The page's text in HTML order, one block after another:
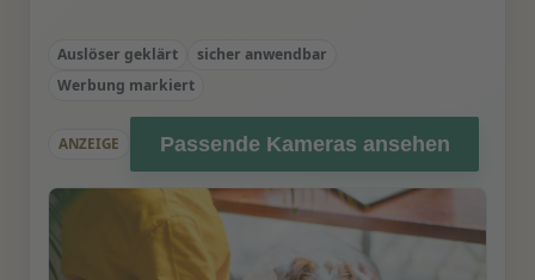
Auslöser geklärt
sicher anwendbar
Werbung markiert
ANZEIGE Passende Kameras ansehen